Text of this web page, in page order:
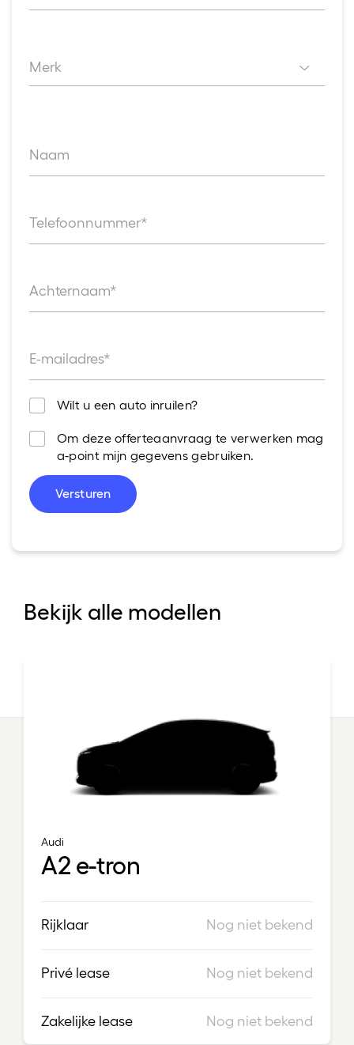
Merk
Merk
Naam
Telefoonnummer*
Achternaam*
E-mailadres*
Wilt u een auto inruilen?
Om deze offerteaanvraag te verwerken mag
a-point mijn gegevens gebruiken.
Versturen
Bekijk alle modellen
Audi
A2 e-tron
Rijklaar Nog niet bekend
Privé lease Nog niet bekend
Zakelijke lease Nog niet bekend